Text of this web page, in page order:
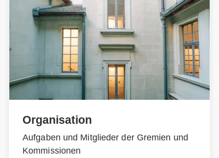
Organisation
Aufgaben und Mitglieder der Gremien und
Kommissionen